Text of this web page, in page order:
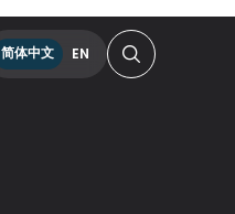
简体中文 EN